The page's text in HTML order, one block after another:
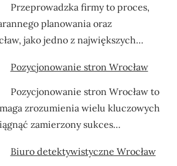
Przeprowadzka firmy to proces,
planowania oraz
jako jedno z największych…
Pozycjonowanie stron Wrocław
Pozycjonowanie stron Wrocław to
zrozumienia wielu kluczowych
zamierzony sukces…
Biuro detektywistyczne Wrocław